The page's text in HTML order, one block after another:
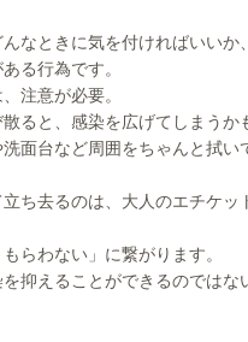
なときに気を付ければいいか
る行為です。
注意が必要。
ると、感染を広げてしまうか
面台など周囲をちゃんと拭い
ち去るのは、大人のエチケ
らわない」に繋がります。
抑えることができるのではな